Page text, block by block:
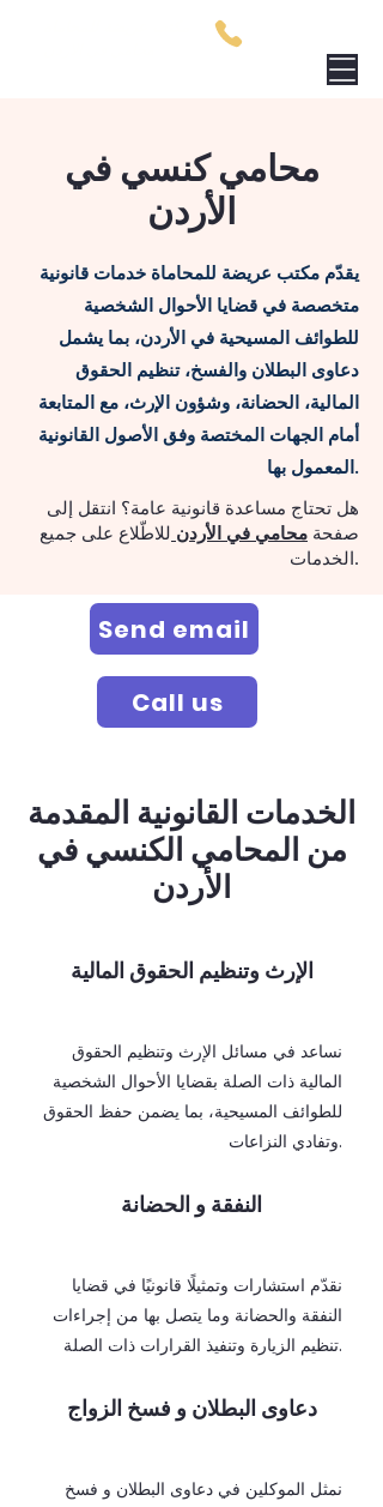
محامي كنسي في
الأردن
يقدّم مكتب عريضة للمحاماة خدمات قانونية
متخصصة في قضايا الأحوال الشخصية
للطوائف المسيحية في الأردن، بما يشمل
دعاوى البطلان والفسخ، تنظيم الحقوق
المالية، الحضانة، وشؤون الإرث، مع المتابعة
أمام الجهات المختصة وفق الأصول القانونية
المعمول بها.
هل تحتاج مساعدة قانونية عامة؟ انتقل إلى
صفحة محامي في الأردن للاطّلاع على جميع
الخدمات.
Send email
Call us
الخدمات القانونية المقدمة
من المحامي الكنسي في
الأردن
الإرث وتنظيم الحقوق المالية
نساعد في مسائل الإرث وتنظيم الحقوق
المالية ذات الصلة بقضايا الأحوال الشخصية
للطوائف المسيحية، بما يضمن حفظ الحقوق
وتفادي النزاعات.
النفقة و الحضانة
نقدّم استشارات وتمثيلًا قانونيًا في قضايا
النفقة والحضانة وما يتصل بها من إجراءات
تنظيم الزيارة وتنفيذ القرارات ذات الصلة.
دعاوى البطلان و فسخ الزواج
نمثل الموكلين في دعاوى البطلان و فسخ